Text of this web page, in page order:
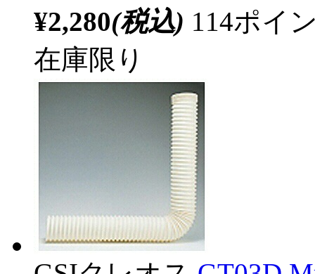
¥2,280(税込) 114ポイ
在庫限り